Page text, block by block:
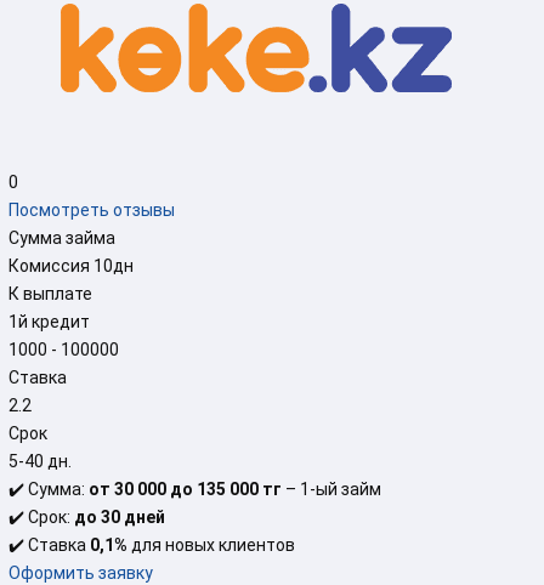
0
Посмотреть отзывы
Сумма займа
Комиссия 10дн
К выплате
1й кредит
1000 - 100000
Ставка
2.2
Срок
5-40 дн.
✔️Сумма: от 30 000 до 135 000 тг – 1-ый займ
✔️Срок: до 30 дней
✔️Ставка0,1% для новых клиентов
Оформить заявку